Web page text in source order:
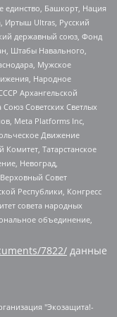
единство, Башкорт, Нация
Иртыш Ultras, Русский
державный союз, Фонд
Штабы Навального,
Мужское
Народное
Архангельской
Советских Светлых
Meta Platforms Inc,
Движение
Татарстанское
Невоград,
Совет
Республики, Конгресс
совета народных
объединение,
7822/ данные
некоммерческая организация по реализации социально-правовых программ "Лилит", Дальневосточное общественное движение "Маяк", Санкт-Петербургская ЛГБТ-инициативная группа "Выход", Инициативная группа ЛГБТ+ "Реверс", Алексеев Андрей Викторович, Бекбулатова Таисия Львовна, Беляев Иван Михайлович, Владыкина Елена Сергеевна, Гельман Марат Александрович, Никульшина Вероника Юрьевна, Толоконникова Надежда Андреевна, Шендерович Виктор Анатольевич, Общество с ограниченной ответственностью "Данное сообщение", Общество с ограниченной ответственностью Издательский дом "Новая глава", Айнбиндер Александра Александровна, Московский комьюнити-центр для ЛГБТ+инициатив, Благотворительный фонд развития филантропии, Deutsche Welle (Германия, Kurt-Schumacher-Strasse 3, 53113 Bonn), Борзунова Мария Михайловна, Воробьев Виктор Викторович, Голубева Анна Львовна, Константинова Алла Михайловна, Малкова Ирина Владимировна, Мурадов Мурад Абдулгалимович, Осетинская Елизавета Николаевна, Понасенков Евгений Николаевич, Ганапольский Матвей Юрьевич, Киселев Евгений Алексеевич, Борухович Ирина Григорьевна, Дремин Иван Тимофеевич, Дубровский Дмитрий Викторович, Красноярская региональная общественная организация поддержки и развития альтернативных образовательных технологий и межкультурных коммуникаций "ИНТЕРРА", Маяковская Екатерина Алексеевна, Фейгин Марк Захарович, Филимонов Андрей Викторович, Дзугкоева Регина Николаевна, Доброхотов Роман Александрович, Дудь Юрий Александрович, Елкин Сергей Владимирович, Кругликов Кирилл Игоревич, Сабунаева Мария Леонидовна, Семенов Алексей Владимирович, Шаинян Карен Багратович, Шульман Екатерина Михайловна, Асафьев Артур Валерьевич, Вахштайн Виктор Семенович, Венедиктов Алексей Алексеевич, Лушникова Екатерина Евгеньевна, Волков Леонид Михайлович, Невзоров Александр Глебович, Пархоменко Сергей Борисович, Сироткин Ярослав Николаевич, Кара-Мурза Владимир Владимирович, Баранова Наталья Владимировна, Гозман Леонид Яковлевич, Кагарлицкий Борис Юльевич, Климарев Михаил Валерьевич, Милов Владимир Станиславович, Автономная некоммерческая организация Краснодарский центр современного искусства "Типография", Моргенштерн Алишер Тагирович, Соболь Любовь Эдуардовна, Общество с ограниченной ответственностью "ЛИЗА НОРМ", Каспаров Гарри Кимович, Ходорковский Михаил Борисович, Общество с ограниченной ответственностью "Апрельские тезисы", Данилович Ирина Брониславовна, Кашин Олег Владимирович, Петров Николай Владимирович, Пивоваров Алексей Владимирович, Соколов Михаил Владимирович, Цветкова Юлия Владимировна, Чичваркин Евгений Александрович, Комитет против пыток/Команда против пыток, Общество с ограниченной ответственностью "Первый научный", Общество с ограниченной ответственностью "Вертолет и ко", Белоцерковская Вероника Борисовна, Кац Максим Евгеньевич, Лазарева Татьяна Юрьевна, Шаведдинов Руслан Табризович, Яшин Илья Валерьевич, Общество с ограниченной ответственностью "Иноагент ААВ", Алешковский Дмитрий Петрович, Альбац Евгения Марковна, Быков Дмитрий Львович, Галямина Юлия Евгеньевна, Лойко Сергей Леонидович, Мартынов Кирилл Константинович, Медведев Сергей Александрович, Крашенинников Федор Геннадиевич, Гордеева Катерина Вл